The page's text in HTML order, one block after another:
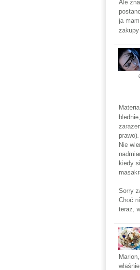
Ale
ja
Nie
kiedy
Sorry
Choć
teraz,